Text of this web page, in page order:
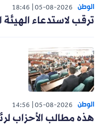
الوطن 05-08-2026
18:46
ترقب لاستدعاء الهيئة
الوطن 05-08-2026
14:56
هذه مطالب الأحزاب